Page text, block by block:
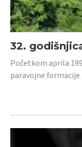
32.
Početkom aprila
paravojne formacije